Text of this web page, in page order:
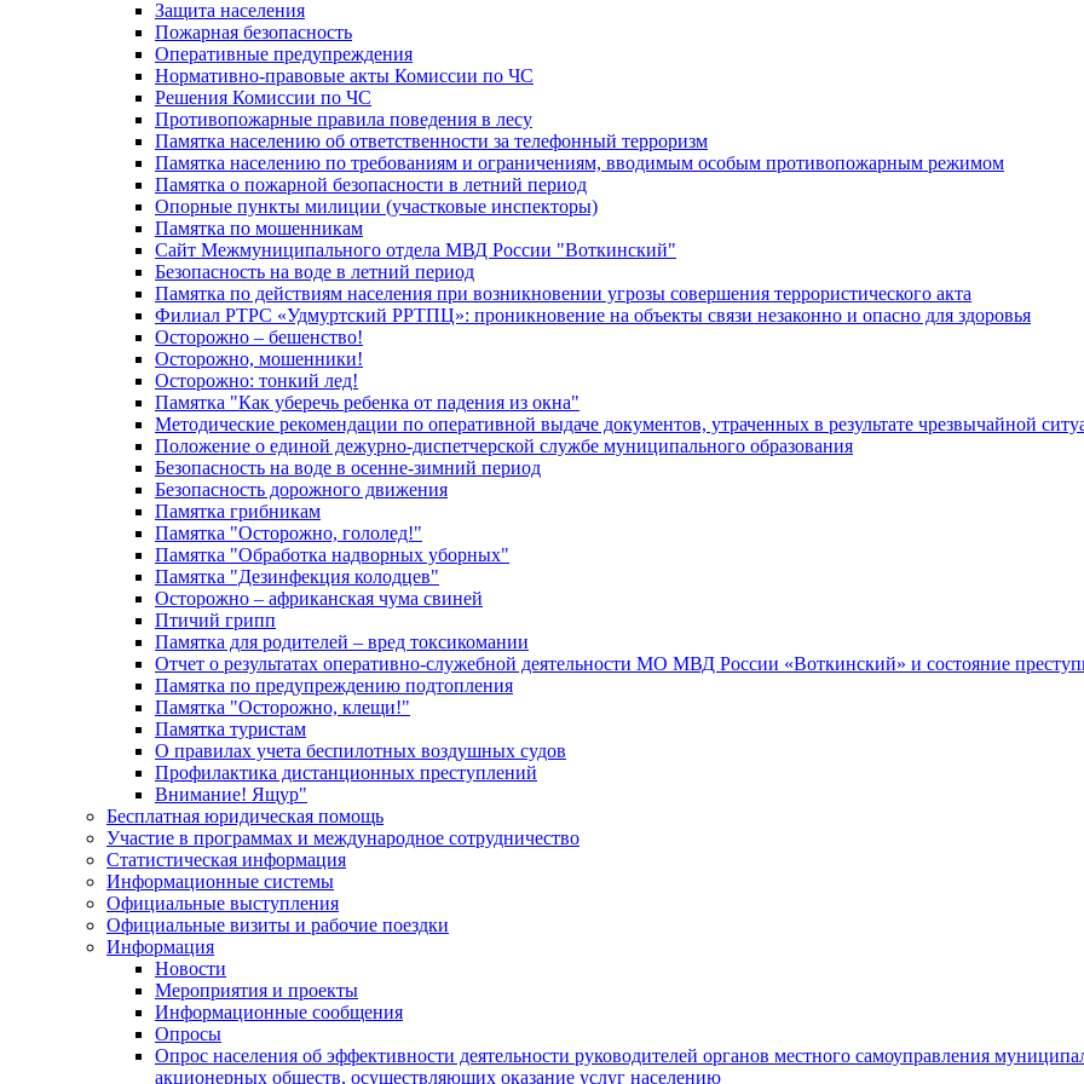
Защита населения
Пожарная безопасность
Оперативные предупреждения
Нормативно-правовые акты Комиссии по ЧС
Решения Комиссии по ЧС
Противопожарные правила поведения в лесу
Памятка населению об ответственности за телефонный терроризм
Памятка населению по требованиям и ограничениям, вводимым особым противопожарным режимом
Памятка о пожарной безопасности в летний период
Опорные пункты милиции (участковые инспекторы)
Памятка по мошенникам
Сайт Межмуниципального отдела МВД России "Воткинский"
Безопасность на воде в летний период
Памятка по действиям населения при возникновении угрозы совершения террористического акта
Филиал РТРС «Удмуртский РРТПЦ»: проникновение на объекты связи незаконно и опасно для здоровья
Осторожно – бешенство!
Осторожно, мошенники!
Осторожно: тонкий лед!
Памятка "Как уберечь ребенка от падения из окна"
Методические рекомендации по оперативной выдаче документов, утраченных в результате чрезвычайной
Положение о единой дежурно-диспетчерской службе муниципального образования
Безопасность на воде в осенне-зимний период
Безопасность дорожного движения
Памятка грибникам
Памятка "Осторожно, гололед!"
Памятка "Обработка надворных уборных"
Памятка "Дезинфекция колодцев"
Осторожно – африканская чума свиней
Птичий грипп
Памятка для родителей – вред токсикомании
Отчет о результатах оперативно-служебной деятельности МО МВД России «Воткинский» и состояние
Памятка по предупреждению подтопления
Памятка "Осторожно, клещи!"
Памятка туристам
О правилах учета беспилотных воздушных судов
Профилактика дистанционных преступлений
Внимание! Ящур"
Бесплатная юридическая помощь
Участие в программах и международное сотрудничество
Статистическая информация
Информационные системы
Официальные выступления
Официальные визиты и рабочие поездки
Информация
Новости
Мероприятия и проекты
Информационные сообщения
Опросы
Опрос населения об эффективности деятельности руководителей органов местного самоуправления
акционерных обществ, осуществляющих оказание услуг населению